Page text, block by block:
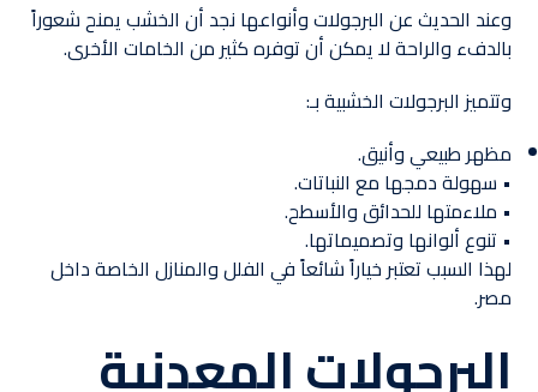
وعند الحديث عن البرجولات وأنواعها نجد أن الخشب يمنح شعوراً
بالدفء والراحة لا يمكن أن توفره كثير من الخامات الأخرى.
وتتميز البرجولات الخشبية بـ:
مظهر طبيعي وأنيق.
• سهولة دمجها مع النباتات.
• ملاءمتها للحدائق والأسطح.
• تنوع ألوانها وتصميماتها.
لهذا السبب تعتبر خياراً شائعاً في الفلل والمنازل الخاصة داخل
مصر.
البرجولات المعدنية